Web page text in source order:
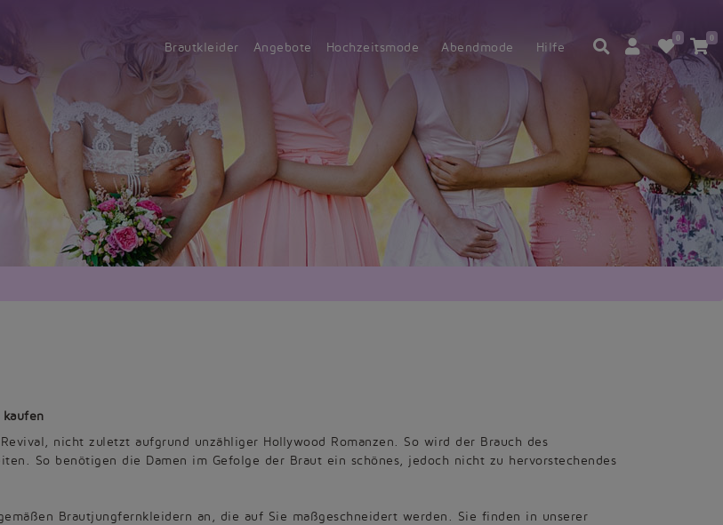
Brautkleider Angebote Hochzeitsmode Abendmode Hilfe
0 0
nicht zuletzt aufgrund unzähliger Hollywood Romanzen. So wird der Brauch des
So benötigen die Damen im Gefolge der Braut ein schönes, jedoch nicht zu hervorstechendes
Brautjungfernkleidern an, die auf Sie maßgeschneidert werden. Sie finden in unserer